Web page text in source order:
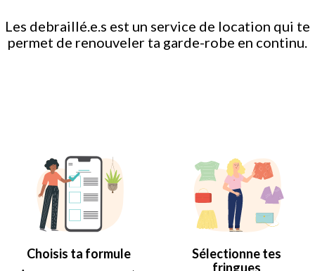
Les debraillé.e.s est un service de location qui te
permet de renouveler ta garde-robe en continu.
Choisis ta formule
Sélectionne tes
fringues